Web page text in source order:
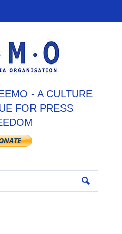
- A CULTURE
FOR PRESS